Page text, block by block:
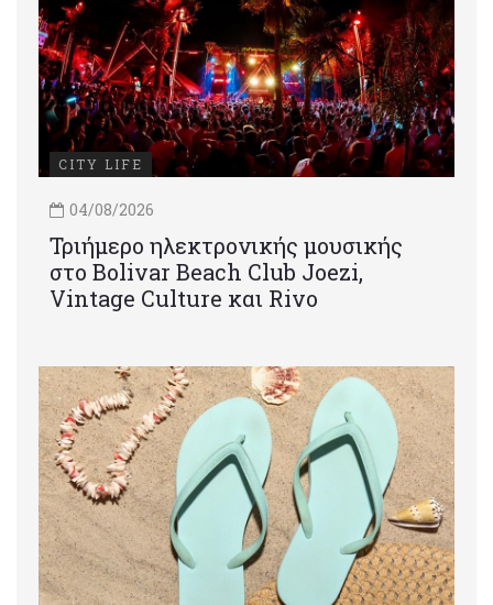
CITY LIFE
04/08/2026
Τριήμερο ηλεκτρονικής μουσικής
στο Bolivar Beach Club Joezi,
Vintage Culture και Rivo